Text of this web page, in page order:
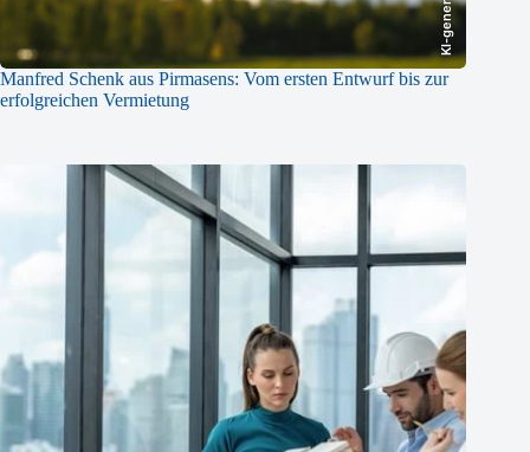
KI-generiert
Manfred Schenk aus Pirmasens: Vom ersten Entwurf bis zur
erfolgreichen Vermietung